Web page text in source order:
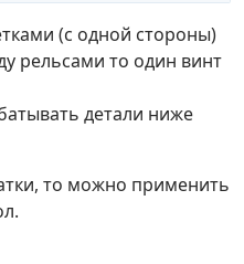
(с одной стороны)
рельсами то один винт
детали ниже
то можно применить